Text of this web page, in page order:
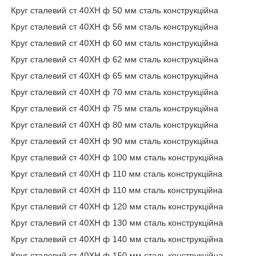
Круг сталевий ст 40ХН ф 50 мм сталь конструкційна
Круг сталевий ст 40ХН ф 56 мм сталь конструкційна
Круг сталевий ст 40ХН ф 60 мм сталь конструкційна
Круг сталевий ст 40ХН ф 62 мм сталь конструкційна
Круг сталевий ст 40ХН ф 65 мм сталь конструкційна
Круг сталевий ст 40ХН ф 70 мм сталь конструкційна
Круг сталевий ст 40ХН ф 75 мм сталь конструкційна
Круг сталевий ст 40ХН ф 80 мм сталь конструкційна
Круг сталевий ст 40ХН ф 90 мм сталь конструкційна
Круг сталевий ст 40ХН ф 100 мм сталь конструкційна
Круг сталевий ст 40ХН ф 110 мм сталь конструкційна
Круг сталевий ст 40ХН ф 110 мм сталь конструкційна
Круг сталевий ст 40ХН ф 120 мм сталь конструкційна
Круг сталевий ст 40ХН ф 130 мм сталь конструкційна
Круг сталевий ст 40ХН ф 140 мм сталь конструкційна